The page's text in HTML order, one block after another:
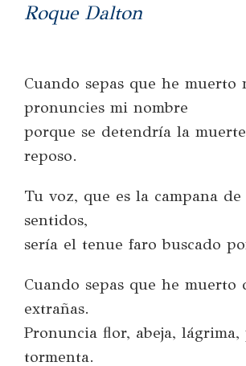
Roque Dalton
Cuando sepas que he muerto
pronuncies mi nombre
porque se detendría la
reposo.
Tu voz, que es la campana
sentidos,
sería el tenue faro buscado
Cuando sepas que he muerto
extrañas.
Pronuncia flor, abeja, lágrima,
tormenta.